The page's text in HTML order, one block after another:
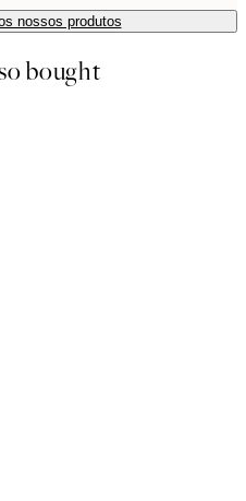
nossos produtos
bought